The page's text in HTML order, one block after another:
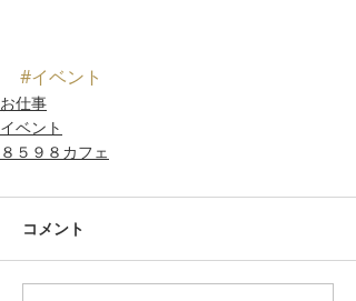
#イベント
お仕事
イベント
８５９８カフェ
コメント